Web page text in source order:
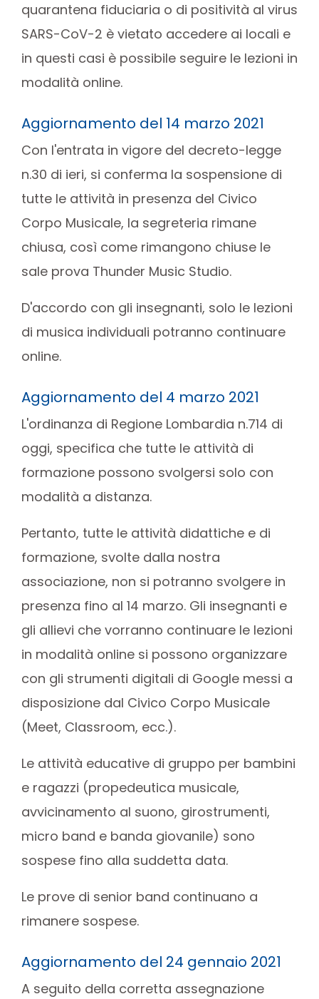
quarantena fiduciaria o di positività al virus
SARS-CoV-2 è vietato accedere ai locali e
in questi casi è possibile seguire le lezioni in
modalità online.
Aggiornamento del 14 marzo 2021
Con l'entrata in vigore del decreto-legge
n.30 di ieri, si conferma la sospensione di
tutte le attività in presenza del Civico
Corpo Musicale, la segreteria rimane
chiusa, così come rimangono chiuse le
sale prova Thunder Music Studio.
D'accordo con gli insegnanti, solo le lezioni
di musica individuali potranno continuare
online.
Aggiornamento del 4 marzo 2021
L'ordinanza di Regione Lombardia n.714 di
oggi, specifica che tutte le attività di
formazione possono svolgersi solo con
modalità a distanza.
Pertanto, tutte le attività didattiche e di
formazione, svolte dalla nostra
associazione, non si potranno svolgere in
presenza fino al 14 marzo. Gli insegnanti e
gli allievi che vorranno continuare le lezioni
in modalità online si possono organizzare
con gli strumenti digitali di Google messi a
disposizione dal Civico Corpo Musicale
(Meet, Classroom, ecc.).
Le attività educative di gruppo per bambini
e ragazzi (propedeutica musicale,
avvicinamento al suono, girostrumenti,
micro band e banda giovanile) sono
sospese fino alla suddetta data.
Le prove di senior band continuano a
rimanere sospese.
Aggiornamento del 24 gennaio 2021
A seguito della corretta assegnazione